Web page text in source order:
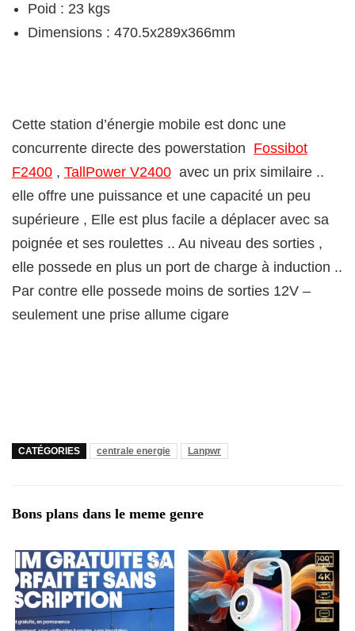
Poid : 23 kgs
Dimensions : 470.5x289x366mm
Cette station d’énergie mobile est donc une
concurrente directe des powerstation Fossibot
F2400 , TallPower V2400 avec un prix similaire ..
elle offre une puissance et une capacité un peu
supérieure , Elle est plus facile a déplacer avec sa
poignée et ses roulettes .. Au niveau des sorties ,
elle possede en plus un port de charge à induction ..
Par contre elle possede moins de sorties 12V –
seulement une prise allume cigare
CATÉGORIES centrale energie Lanpwr
Bons plans dans le meme genre